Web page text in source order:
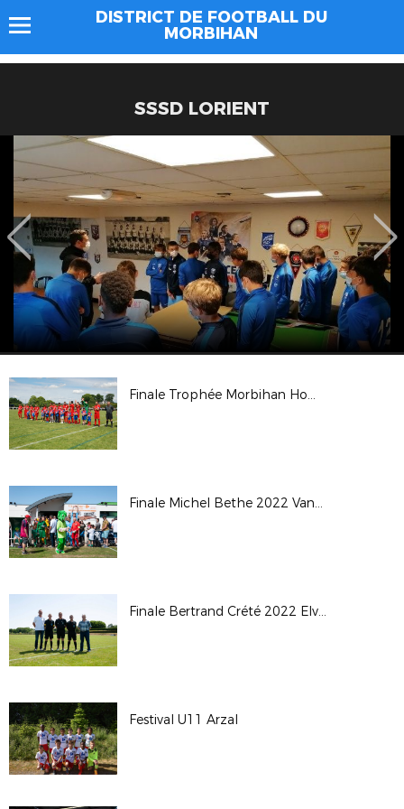
DISTRICT DE FOOTBALL DU
MORBIHAN
SSSD LORIENT
Finale Trophée Morbihan Hommes 2022 St Thuriau - Péaule
Finale Michel Bethe 2022 Vannes_Gazelec - Saint-Avé
Finale Bertrand Crété 2022 Elven-Hennebont
Festival U11 Arzal